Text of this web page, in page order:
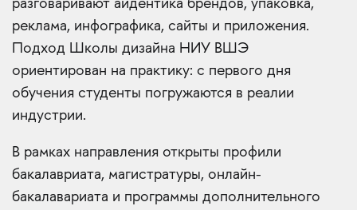
разговаривают айдентика брендов, упаковка,
реклама, инфографика, сайты и приложения.
Подход Школы дизайна НИУ ВШЭ
ориентирован на практику: с первого дня
обучения студенты погружаются в реалии
индустрии.
В рамках направления открыты профили
бакалавриата, магистратуры, онлайн-
бакалавариата и программы дополнительного